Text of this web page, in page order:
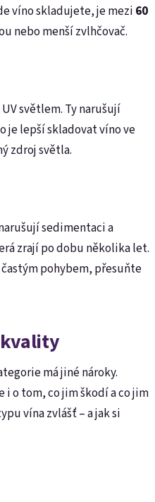
víno skladujete, je mezi 60
nebo menší zvlhčovač.
světlem. Ty narušují
je lepší skladovat víno ve
zdroj světla.
sedimentaci a
zrají po dobu několika let.
pohybem, přesuňte
má jiné nároky.
i o tom, co jim škodí a co jim
vína zvlášť – a jak si